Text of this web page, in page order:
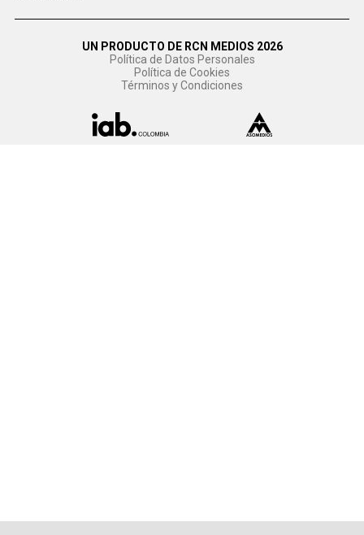
UN PRODUCTO DE RCN MEDIOS 2026
Política de Datos Personales
Política de Cookies
Términos y Condiciones